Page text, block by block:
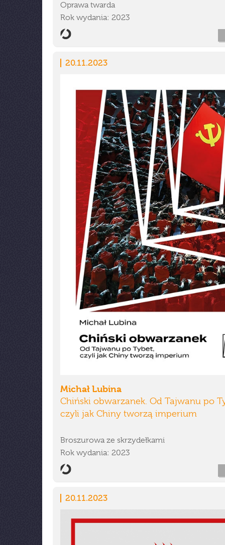
Oprawa twarda
Rok wydania: 2023
20.11.2023
Michał Lubina
Chiński obwarzanek. Od Tajwanu po
czyli jak Chiny tworzą imperium
Broszurowa ze skrzydełkami
Rok wydania: 2023
20.11.2023